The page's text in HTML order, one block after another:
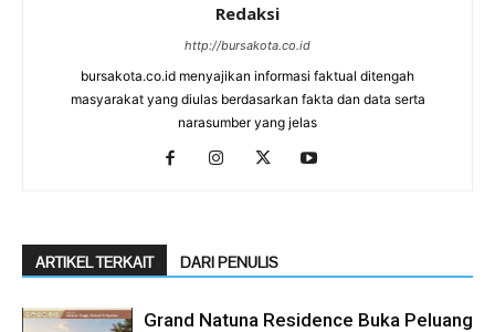
Redaksi
http://bursakota.co.id
bursakota.co.id menyajikan informasi faktual ditengah
masyarakat yang diulas berdasarkan fakta dan data serta
narasumber yang jelas
ARTIKEL TERKAIT DARI PENULIS
Grand Natuna Residence Buka Peluang